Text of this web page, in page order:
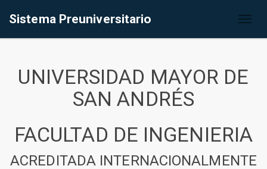
Sistema Preuniversitario
UNIVERSIDAD MAYOR DE
SAN ANDRÉS
FACULTAD DE INGENIERIA
ACREDITADA INTERNACIONALMENTE